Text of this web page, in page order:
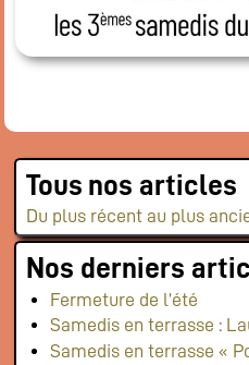
Prochains
Tous les
Agenda de la
Mentions légales
Flux RSS articles
Flux RSS événements
Rapports et
Tous nos articles
Du plus récent au plus
Nos derniers
Fermeture de l’été
Samedis en terrasse :
Samedis en terrasse «